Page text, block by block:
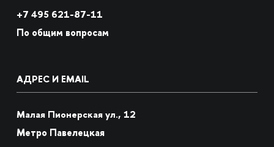
+7 495 621-87-11
По общим вопросам
АДРЕС И EMAIL
Малая Пионерская ул., 12
Метро Павелецкая